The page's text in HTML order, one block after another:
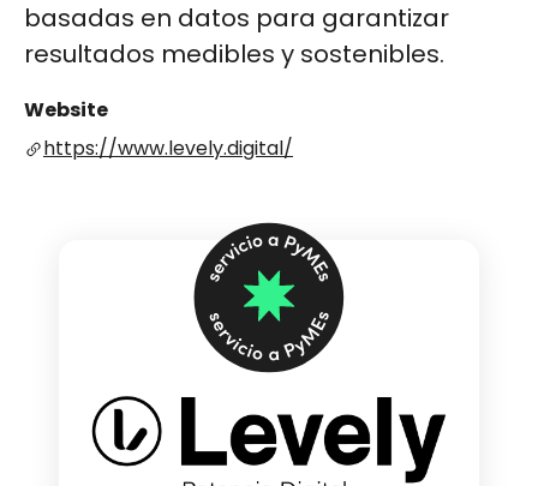
basadas en datos para garantizar
resultados medibles y sostenibles.
Website
https://www.levely.digital/